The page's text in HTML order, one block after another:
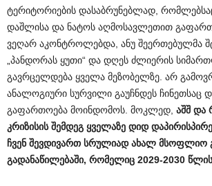
ტერიტორიების დასაბრუნებლად,
დაშლისა და ნატოს აღმოსავლეთით
ვეღარ აკონტროლებდა, ანუ შეერთებულმა
„პანდორას ყუთი“ და დღეს ძლიერის
გავრცელდება ყველა მეზობელზე. არ
ანალოგიური სურვილი გაუჩნდეს ჩინეთსაც
გაფართოება მოინდომოს. მოკლედ, აშშ და
კრიზისის შემდეგ ყველაზე დიდ
ჩვენ შევდივართ სრულიად ახალ მსოფლიო
გადანაწილებაში, რომელიც 2029-2030